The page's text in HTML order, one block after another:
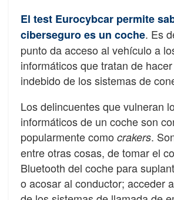
El test Eurocybcar permite
ciberseguro es un coche. Es
punto da acceso al vehículo a
informáticos que tratan de
indebido de los sistemas de
Los delincuentes que vulneran
informáticos de un coche son
popularmente como crakers.
entre otras cosas, de tomar el
Bluetooth del coche para
o acosar al conductor; acceder